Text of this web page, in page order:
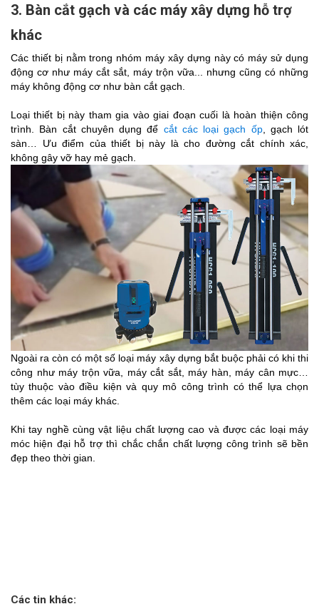
3. Bàn cắt gạch và các máy xây dựng hỗ trợ
khác
Các thiết bị nằm trong nhóm máy xây dựng này có máy sử dụng
động cơ như máy cắt sắt, máy trộn vữa... nhưng cũng có những
máy không động cơ như bàn cắt gạch.
Loại thiết bị này tham gia vào giai đoạn cuối là hoàn thiện công
trình. Bàn cắt chuyên dụng để cắt các loại gạch ốp, gạch lót
sàn… Ưu điểm của thiết bị này là cho đường cắt chính xác,
không gây vỡ hay mẻ gạch.
Ngoài ra còn có một số loại máy xây dựng bắt buộc phải có khi thi
công như máy trộn vữa, máy cắt sắt, máy hàn, máy cân mực…
tùy thuộc vào điều kiện và quy mô công trình có thể lựa chọn
thêm các loại máy khác.
Khi tay nghề cùng vật liệu chất lượng cao và được các loại máy
móc hiện đại hỗ trợ thì chắc chắn chất lượng công trình sẽ bền
đẹp theo thời gian.
Các tin khác: